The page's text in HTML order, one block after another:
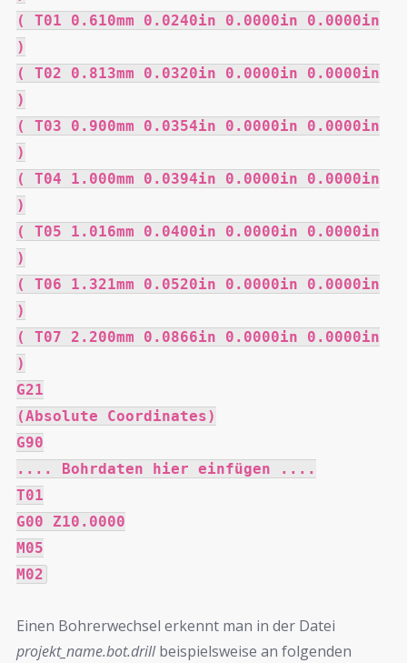
( T01 0.610mm 0.0240in 0.0000in 0.0000in
)
( T02 0.813mm 0.0320in 0.0000in 0.0000in
)
( T03 0.900mm 0.0354in 0.0000in 0.0000in
)
( T04 1.000mm 0.0394in 0.0000in 0.0000in
)
( T05 1.016mm 0.0400in 0.0000in 0.0000in
)
( T06 1.321mm 0.0520in 0.0000in 0.0000in
)
( T07 2.200mm 0.0866in 0.0000in 0.0000in
)
G21
(Absolute Coordinates)
G90
.... Bohrdaten hier einfügen ....
T01
G00 Z10.0000
M05
M02
Einen Bohrerwechsel erkennt man in der Datei
projekt_name.bot.drillbeispielsweise an folgenden